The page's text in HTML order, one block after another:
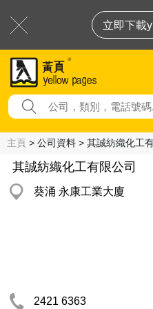
立即下載
主頁 > 公司資料 > 其誠紡織化工
其誠紡織化工有限公司
葵涌 永康工業大廈
2421 6363